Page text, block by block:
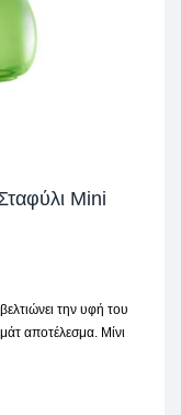
Mini
την υφή του
αποτέλεσμα. Μίνι